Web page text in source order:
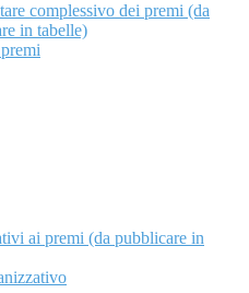
complessivo dei premi (da
in tabelle)
ai premi (da pubblicare in